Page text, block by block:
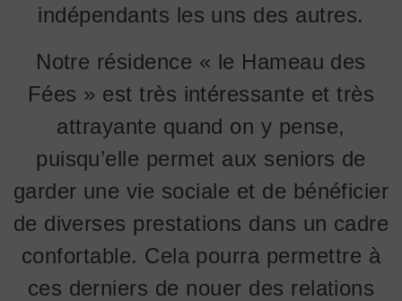
indépendants les uns des autres.
Notre résidence « le Hameau des
Fées » est très intéressante et très
attrayante quand on y pense,
puisqu’elle permet aux seniors de
garder une vie sociale et de bénéficier
de diverses prestations dans un cadre
confortable. Cela pourra permettre à
ces derniers de nouer des relations